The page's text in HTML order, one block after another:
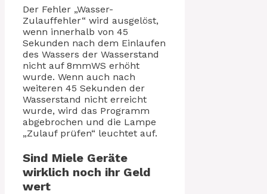
Der Fehler „Wasser-
Zulauffehler“ wird ausgelöst,
wenn innerhalb von 45
Sekunden nach dem Einlaufen
des Wassers der Wasserstand
nicht auf 8mmWS erhöht
wurde. Wenn auch nach
weiteren 45 Sekunden der
Wasserstand nicht erreicht
wurde, wird das Programm
abgebrochen und die Lampe
„Zulauf prüfen“ leuchtet auf.
Sind Miele Geräte
wirklich noch ihr Geld
wert